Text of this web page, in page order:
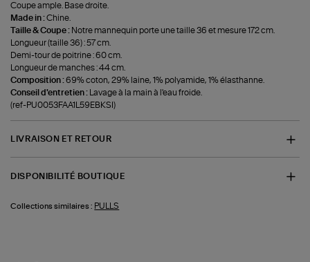
Coupe ample. Base droite.
Made in :Chine.
Taille & Coupe : Notre mannequin porte une taille 36 et mesure 172 cm.
Longueur (taille 36) : 57 cm.
Demi-tour de poitrine : 60 cm.
Longueur de manches : 44 cm.
Composition :69% coton, 29% laine, 1% polyamide, 1% élasthanne.
Conseil d'entretien :
Lavage à la main à l'eau froide.
(ref-PU0053FAA1L59EBKSI)
LIVRAISON ET RETOUR
DISPONIBILITÉ BOUTIQUE
Collections similaires : PULLS